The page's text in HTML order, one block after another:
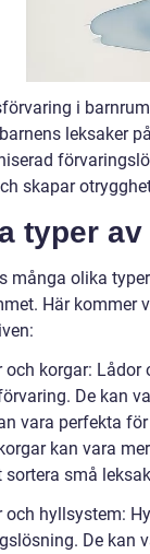
i
leksaker
skapar
typer
många olika
Här kommer
och korgar:
De kan
vara perfekta
kan vara
sortera små
och hyllsystem:
De kan